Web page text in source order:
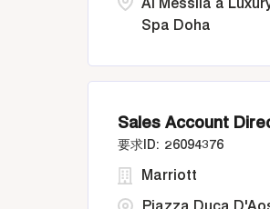
Spa Doha
Sales Account
26094376
Marriott